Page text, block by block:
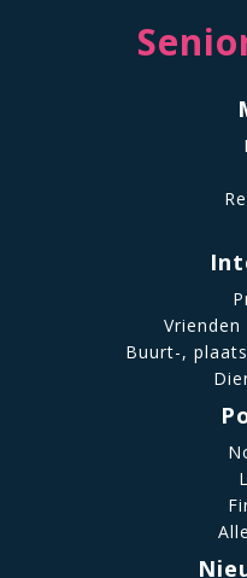
Buurt-,